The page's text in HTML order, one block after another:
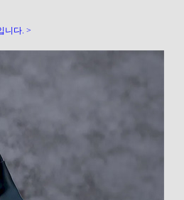
니다. >